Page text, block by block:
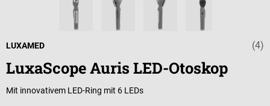
(4)
LUXAMED
LuxaScope Auris LED-Otoskop
Mit innovativem LED-Ring mit 6 LEDs